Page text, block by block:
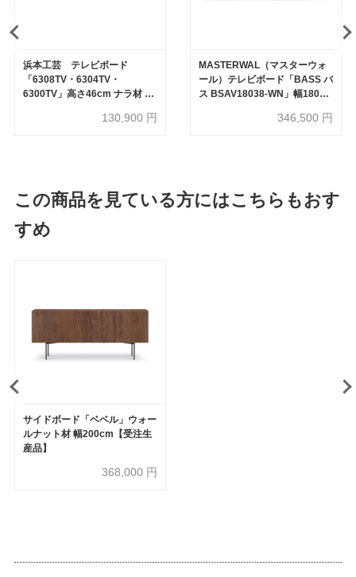
浜本工芸 テレビボード
「6308TV・6304TV・
6300TV」高さ46cm ナラ材 全
130,900 円
MASTERWAL（マスターウォ
ール）テレビボード「BASS バ
ス BSAV18038-WN」幅180×
オイル仕上げ【受注生産品】
346,500 円
この商品を見ている方にはこちらもおす
すめ
サイドボード「ベベル」ウォー
ルナット材 幅200cm【受注生
産品】
368,000 円